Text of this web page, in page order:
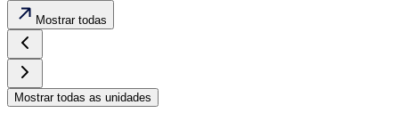
Mostrar todas
Mostrar todas as unidades